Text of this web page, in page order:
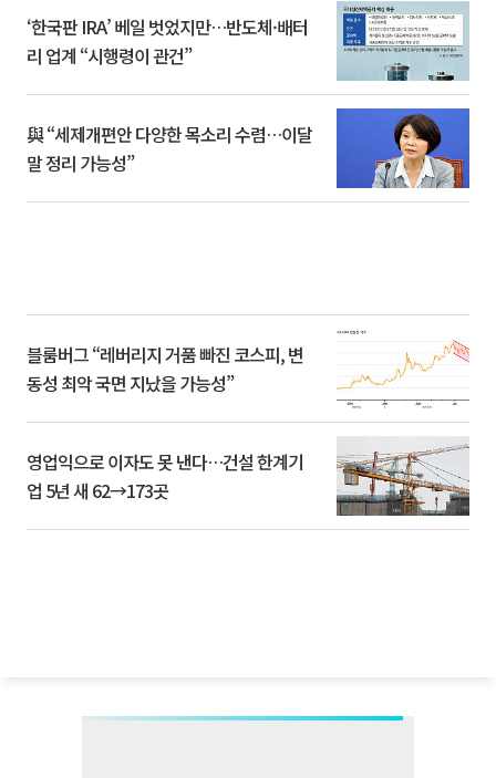
‘한국판 IRA’ 베일 벗었지만…반도체·배터
리 업계 “시행령이 관건”
與 “세제개편안 다양한 목소리 수렴…이달
말 정리 가능성”
블룸버그 “레버리지 거품 빠진 코스피, 변
동성 최악 국면 지났을 가능성”
영업익으로 이자도 못 낸다…건설 한계기
업 5년 새 62→173곳